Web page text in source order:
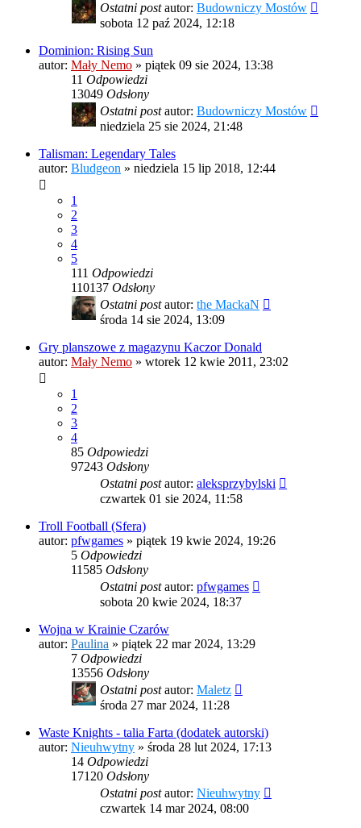
Ostatni postautor: Budowniczy Mostów
sobota 12 paź 2024, 12:18
Dominion: Rising Sun
autor: Mały Nemo » piątek 09 sie 2024, 13:38
11 Odpowiedzi
13049 Odsłony
Ostatni postautor: Budowniczy Mostów
niedziela 25 sie 2024, 21:48
Talisman: Legendary Tales
autor: Bludgeon » niedziela 15 lip 2018, 12:44
1
2
3
4
5
111 Odpowiedzi
110137 Odsłony
Ostatni postautor: the MackaN
środa 14 sie 2024, 13:09
Gry planszowe z magazynu Kaczor Donald
autor: Mały Nemo » wtorek 12 kwie 2011, 23:02
1
2
3
4
85 Odpowiedzi
97243 Odsłony
Ostatni postautor: aleksprzybylski
czwartek 01 sie 2024, 11:58
Troll Football (Sfera)
autor: pfwgames » piątek 19 kwie 2024, 19:26
5 Odpowiedzi
11585 Odsłony
Ostatni postautor: pfwgames
sobota 20 kwie 2024, 18:37
Wojna w Krainie Czarów
autor: Paulina » piątek 22 mar 2024, 13:29
7 Odpowiedzi
13556 Odsłony
Ostatni postautor: Maletz
środa 27 mar 2024, 11:28
Waste Knights - talia Farta (dodatek autorski)
autor: Nieuhwytny » środa 28 lut 2024, 17:13
14 Odpowiedzi
17120 Odsłony
Ostatni postautor: Nieuhwytny
czwartek 14 mar 2024, 08:00